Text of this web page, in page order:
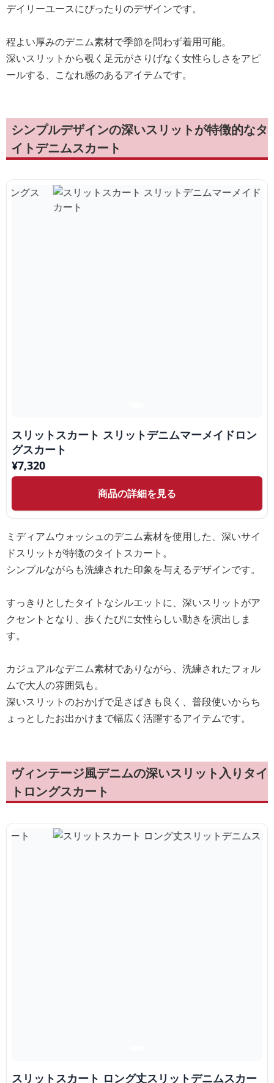
デイリーユースにぴったりのデザインです。
程よい厚みのデニム素材で季節を問わず着用可能。
深いスリットから覗く足元がさりげなく女性らしさをアピ
ールする、こなれ感のあるアイテムです。
シンプルデザインの深いスリットが特徴的なタ
イトデニムスカート
スリットスカート スリットデニムマーメイドロン
グスカート
¥7,320
商品の詳細を見る
ミディアムウォッシュのデニム素材を使用した、深いサイ
ドスリットが特徴のタイトスカート。
シンプルながらも洗練された印象を与えるデザインです。
すっきりとしたタイトなシルエットに、深いスリットがア
クセントとなり、歩くたびに女性らしい動きを演出しま
す。
カジュアルなデニム素材でありながら、洗練されたフォル
ムで大人の雰囲気も。
深いスリットのおかげで足さばきも良く、普段使いからち
ょっとしたお出かけまで幅広く活躍するアイテムです。
ヴィンテージ風デニムの深いスリット入りタイ
トロングスカート
スリットスカート ロング丈スリットデニムスカー